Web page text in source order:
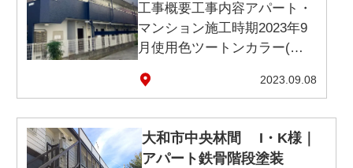
工事概要工事内容アパート・
マンション施工時期2023年9
月使用色ツートンカラー(ア
2023.09.08
大和市中央林間 I・K様｜
アパート鉄骨階段塗装